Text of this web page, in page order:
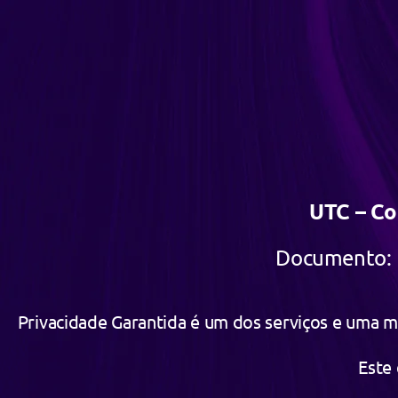
UTC –
Documento:
Privacidade Garantida é um dos serviços e uma
Este